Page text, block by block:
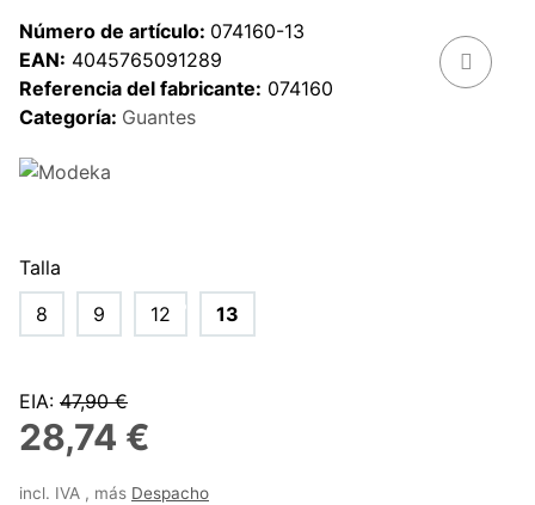
Número de artículo: 074160-13
EAN: 4045765091289
Referencia del fabricante: 074160
Categoría: Guantes
Talla
8
9 12 13
EIA: 47,90 €
28,74 €
incl. IVA , más Despacho